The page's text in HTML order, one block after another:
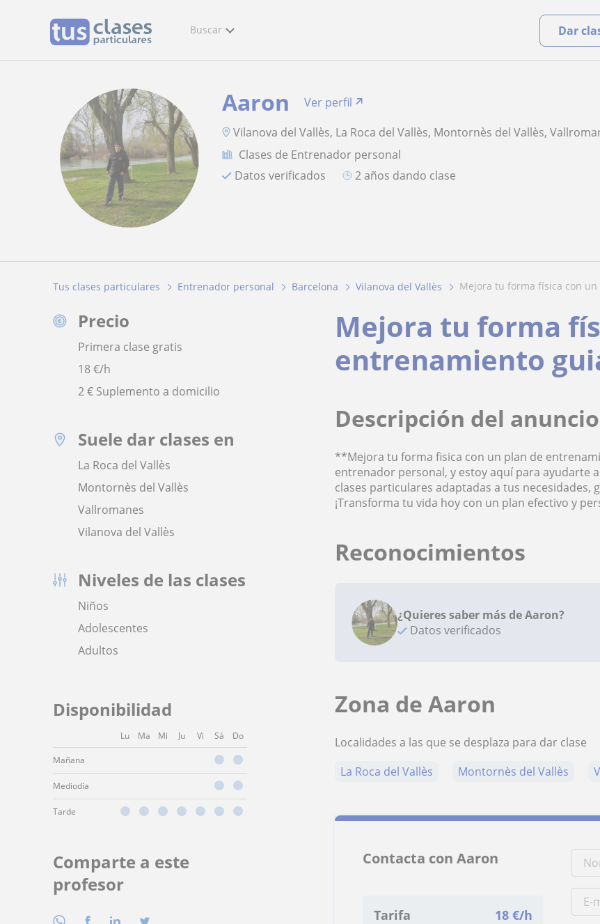
Buscar Dar
Aaron
Ver perfil
Vilanova del Vallès, La Roca del Vallès, Montornès del Vallès,
Clases de Entrenador personal
Datos verificados
2 años dando clase
Tus clases particulares Entrenador personal Barcelona Vilanova del Vallès mejora tu forma física con
Precio
Primera clase gratis
18€/h
2 € Suplemento a domicilio
Suele dar clases en
La Roca del Vallès
Montornès del Vallès
Vallromanes
Vilanova del Vallès
Niveles de las clases
Niños
Adolescentes
Adultos
Disponibilidad
Lu Ma Mi Ju Vi Sá Do
Mañana
Mediodía
Tarde
Comparte a este
profesor
Mejora tu forma
entrenamiento
Descripción del anuncio
**Mejora tu forma fisica con un plan de
entrenador personal, y estoy aquí para ayudarte
clases particulares adaptadas a tus
¡Transforma tu vida hoy con un plan efectivo y
Reconocimientos
¿Quieres saber más de Aaron?
Datos verificados
Zona de Aaron
Localidades a las que se desplaza para dar clase
La Roca del Vallès
Montornès del Vallès
Contacta con Aaron
Tarifa 18 €/h